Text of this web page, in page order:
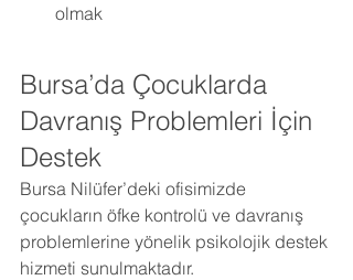
olmak
Bursa’da Çocuklarda
Davranış Problemleri İçin
Destek
Bursa Nilüfer’deki ofisimizde
çocukların öfke kontrolü ve davranış
problemlerine yönelik psikolojik destek
hizmeti sunulmaktadır.